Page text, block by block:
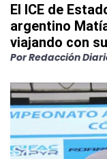
El ICE de
argentino
viajando con
PorRedacción